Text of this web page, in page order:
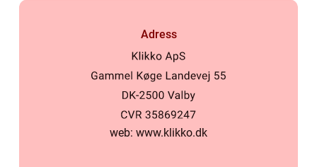
Adress
web: www.klikko.dk